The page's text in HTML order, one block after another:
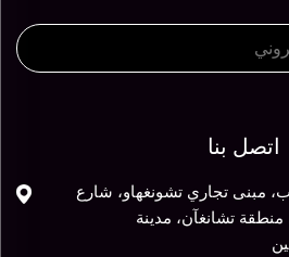
اتصل بنا
مبنى تجاري تشونغهاو، شارع
الشمالي رقم 223، منطقة تشانغآن، مدينة